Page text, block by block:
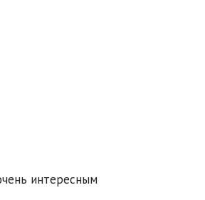
интересным